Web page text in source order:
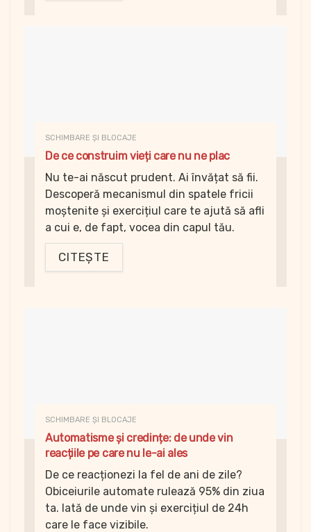
SCHIMBARE ȘI BLOCAJE
De ce construim vieți care nu ne plac
Nu te-ai născut prudent. Ai învățat să fii.
Descoperă mecanismul din spatele fricii
moștenite și exercițiul care te ajută să afli
a cui e, de fapt, vocea din capul tău.
CITEȘTE
SCHIMBARE ȘI BLOCAJE
Automatisme și credințe: de unde vin
reacțiile pe care nu le-ai ales
De ce reacționezi la fel de ani de zile?
Obiceiurile automate rulează 95% din ziua
ta. Iată de unde vin și exercițiul de 24h
care le face vizibile.